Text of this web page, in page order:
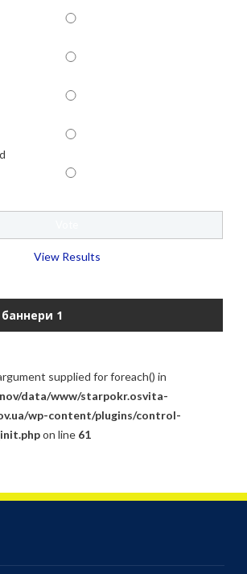
View Results
1
supplied for foreach() in
data/www/starpokr.osvita-
wp-content/plugins/control-
on line 61